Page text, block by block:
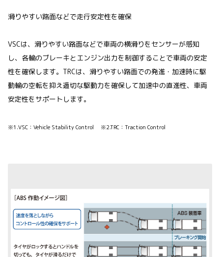
滑りやすい路面などで走行安定性を確保
VSCは、滑りやすい路面などで車両の横滑りをセンサーが感知
し、各輪のブレーキとエンジン出力を制御することで車両の安定
性を確保します。TRCは、滑りやすい路面での発進・加速時に駆
動輪の空転を抑え適切な駆動力を確保して加速中の直進性、車両
安定性をサポートします。
※1.VSC：Vehicle Stability Control ※2.TRC：Traction Control